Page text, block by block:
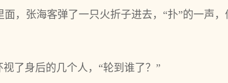
，张海客弹了一只火折子进去，“扑”的一声
了身后的几个人，“轮到谁了？”